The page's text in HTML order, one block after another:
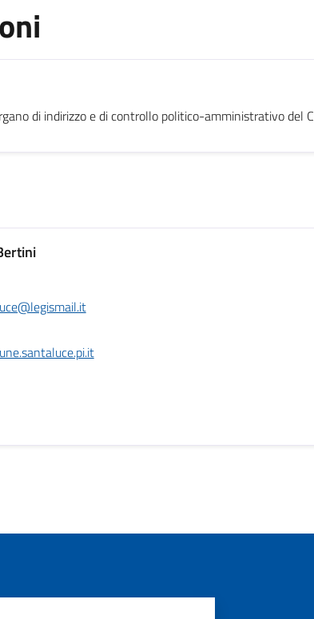
di indirizzo e di controllo politico-amministrativo del